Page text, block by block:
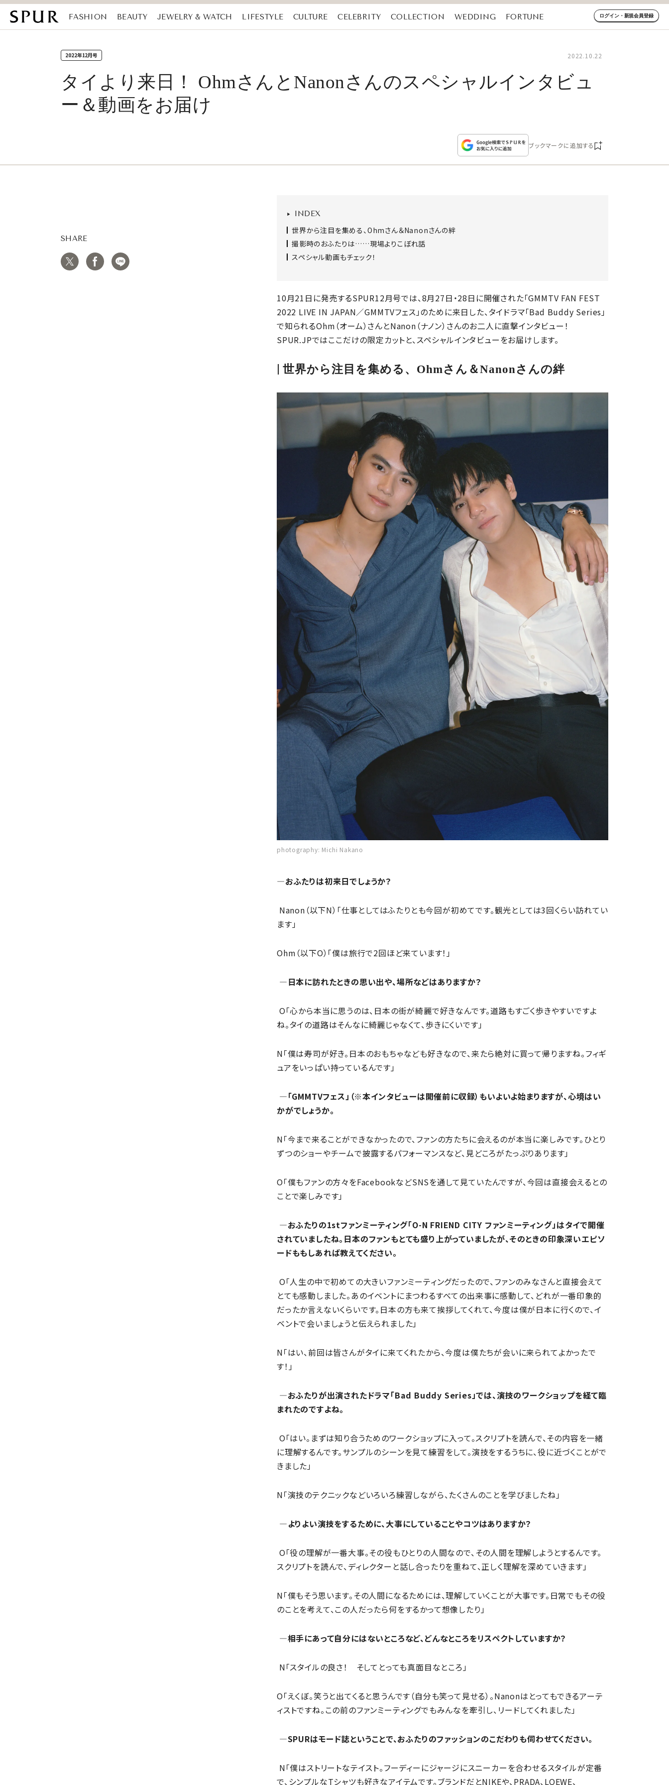
FASHION BEAUTY JEWELRY & WATCH LIFESTYLE CULTURE CELEBRITY COLLECTION WEDDING
FORTUNE
ログイン・新規会員登録
2022年12月号 2022.10.22
タイより来日！ OhmさんとNanonさんのスペシャルインタビュ
ー＆動画をお届け
ブックマークに追加する
SHARE
INDEX
世界から注目を集める、Ohmさん＆Nanonさんの絆
撮影時のおふたりは……現場よりこぼれ話
スペシャル動画もチェック！
10月21日に発売するSPUR12月号では、8月27日・28日に開催された「GMMTV FAN FEST
2022 LIVE IN JAPAN／GMMTVフェス」のために来日した、タイドラマ「Bad Buddy Series」
で知られるOhm（オーム）さんとNanon（ナノン）さんのお二人に直撃インタビュー！
SPUR.JPではここだけの限定カットと、スペシャルインタビューをお届けします。
世界から注目を集める、Ohmさん＆Nanonさんの絆
photography: Michi Nakano
―おふたりは初来日でしょうか？
Nanon（以下N）「仕事としてはふたりとも今回が初めてです。観光としては3回くらい訪れてい
ます」
Ohm（以下O）「僕は旅行で2回ほど来ています！」
―日本に訪れたときの思い出や、場所などはありますか？
O「心から本当に思うのは、日本の街が綺麗で好きなんです。道路もすごく歩きやすいですよ
ね。タイの道路はそんなに綺麗じゃなくて、歩きにくいです」
N「僕は寿司が好き。日本のおもちゃなども好きなので、来たら絶対に買って帰りますね。フィギ
ュアをいっぱい持っているんです」
―「GMMTVフェス」（※本インタビューは開催前に収録）もいよいよ始まりますが、心境はい
かがでしょうか。
N「今まで来ることができなかったので、ファンの方たちに会えるのが本当に楽しみです。ひとり
ずつのショーやチームで披露するパフォーマンスなど、見どころがたっぷりあります」
O「僕もファンの方々をFacebookなどSNSを通して見ていたんですが、今回は直接会えるとの
ことで楽しみです」
―おふたりの1stファンミーティング「O-N FRIEND CITY ファンミーティング」はタイで開催
されていましたね。日本のファンもとても盛り上がっていましたが、そのときの印象深いエピソ
ードももしあれば教えてください。
O「人生の中で初めての大きいファンミーティングだったので、ファンのみなさんと直接会えて
とても感動しました。あのイベントにまつわるすべての出来事に感動して、どれが一番印象的
だったか言えないくらいです。日本の方も来て挨拶してくれて、今度は僕が日本に行くので、イ
ベントで会いましょうと伝えられました」
N「はい、前回は皆さんがタイに来てくれたから、今度は僕たちが会いに来られてよかったで
す！」
―おふたりが出演されたドラマ「Bad Buddy Series」では、演技のワークショップを経て臨
まれたのですよね。
O「はい。まずは知り合うためのワークショップに入って。スクリプトを読んで、その内容を一緒
に理解するんです。サンプルのシーンを見て練習をして。演技をするうちに、役に近づくことがで
きました」
N「演技のテクニックなどいろいろ練習しながら、たくさんのことを学びましたね」
―よりよい演技をするために、大事にしていることやコツはありますか？
O「役の理解が一番大事。その役もひとりの人間なので、その人間を理解しようとするんです。
スクリプトを読んで、ディレクターと話し合ったりを重ねて、正しく理解を深めていきます」
N「僕もそう思います。その人間になるためには、理解していくことが大事です。日常でもその役
のことを考えて、この人だったら何をするかって想像したり」
―相手にあって自分にはないところなど、どんなところをリスペクトしていますか？
N「スタイルの良さ！ そしてとっても真面目なところ」
O「えくぼ。笑うと出てくると思うんです（自分も笑って見せる）。Nanonはとってもできるアーテ
ィストですね。この前のファンミーティングでもみんなを牽引し、リードしてくれました」
―SPURはモード誌ということで、おふたりのファッションのこだわりも伺わせてください。
N「僕はストリートなテイスト。フーディーにジャージにスニーカーを合わせるスタイルが定番
で、シンプルなTシャツも好きなアイテムです。ブランドだとNIKEや、PRADA、LOEWE、